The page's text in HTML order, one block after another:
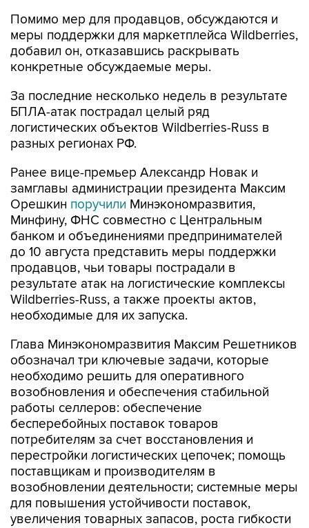
Помимо мер для продавцов, обсуждаются и
меры поддержки для маркетплейса Wildberries,
добавил он, отказавшись раскрывать
конкретные обсуждаемые меры.
За последние несколько недель в результате
БПЛА-атак пострадал целый ряд
логистических объектов Wildberries-Russ в
разных регионах РФ.
Ранее вице-премьер Александр Новак и
замглавы администрации президента Максим
Орешкин поручили Минэкономразвития,
Минфину, ФНС совместно с Центральным
банком и объединениями предпринимателей
до 10 августа представить меры поддержки
продавцов, чьи товары пострадали в
результате атак на логистические комплексы
Wildberries-Russ, а также проекты актов,
необходимые для их запуска.
Глава Минэкономразвития Максим Решетников
обозначал три ключевые задачи, которые
необходимо решить для оперативного
возобновления и обеспечения стабильной
работы селлеров: обеспечение
бесперебойных поставок товаров
потребителям за счет восстановления и
перестройки логистических цепочек; помощь
поставщикам и производителям в
возобновлении деятельности; системные меры
для повышения устойчивости поставок,
увеличения товарных запасов, роста гибкости